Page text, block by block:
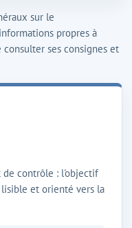
sur le
propres à
ses consignes et
de contrôle : l'objectif
et orienté vers la